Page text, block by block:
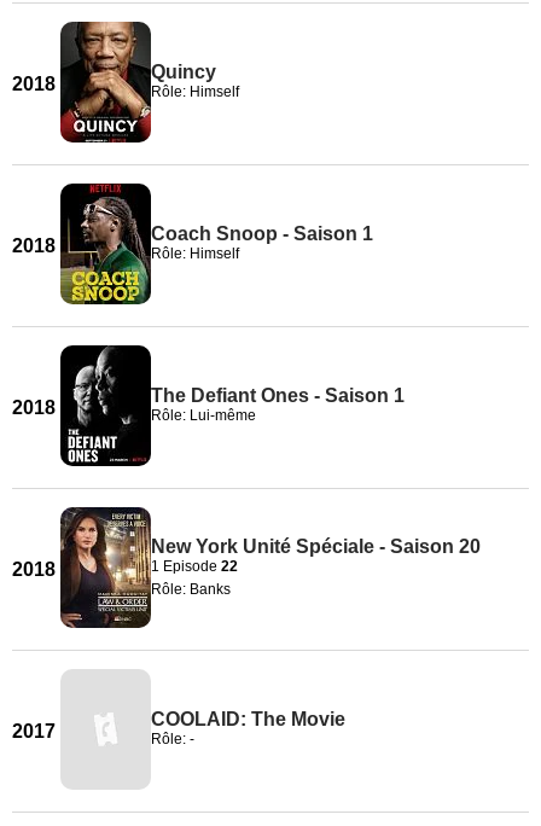
2018
Quincy
Rôle: Himself
2018
Coach Snoop - Saison 1
Rôle: Himself
2018
The Defiant Ones - Saison 1
Rôle: Lui-même
2018
New York Unité Spéciale - Saison 20
1 Episode 22
Rôle: Banks
2017
COOLAID: The Movie
Rôle: -